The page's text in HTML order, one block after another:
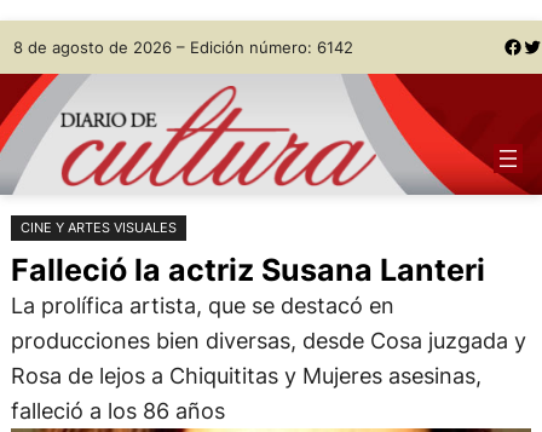
Saltar
al
contenido
Skip
to
content
8 de agosto de 2026 – Edición número: 6142 Facebook Twitter
CINE Y ARTES VISUALES
Falleció la actriz Susana Lanteri
La prolífica artista, que se destacó en
producciones bien diversas, desde Cosa juzgada y
Rosa de lejos a Chiquititas y Mujeres asesinas,
falleció a los 86 años